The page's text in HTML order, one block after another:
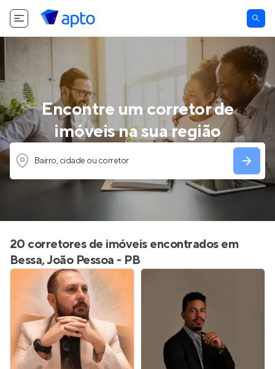
Encontre um corretor de
imóveis na sua região
Bairro, cidade ou corretor
20 corretores de imóveis encontrados em
Bessa, João Pessoa - PB